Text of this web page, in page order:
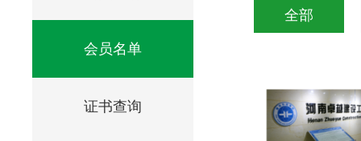
会员名单
证书查询
全部